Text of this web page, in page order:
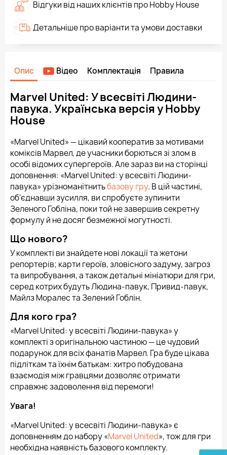
Відгуки від наших клієнтів про Hobby House
Детальніше про варіанти та умови доставки
Опис Відео Комплектація Правила
Marvel United: У всесвіті Людини-
павука. Українська версія у Hobby
House
«Marvel United» — цікавий кооператив за мотивами
коміксів Марвел, де учасники борються зі злом в
особі відомих супергероїв. Але зараз ви на сторінці
доповнення: «Marvel United: у всесвіті Людини-
павука» урізноманітнитьбазову гру. В цій частині,
об'єднавши зусилля, ви спробуєте зупинити
Зеленого Гобліна, поки той не завершив секретну
формулу й не досяг безмежної могутності.
Що нового?
У комплекті ви знайдете нові локації та жетони
репортерів; карти героїв, зловісного задуму, загроз
та випробування, а також детальні мініатюри для гри,
серед котрих будуть Людина-павук, Привид-павук,
Майлз Моралес та Зелений Гоблін.
Для кого гра?
«Marvel United: у всесвіті Людини-павука» у
комплекті з оригінальною частиною — це чудовий
подарунок для всіх фанатів Марвел. Гра буде цікава
підліткам та їхнім батькам: хитро побудована
взаємодія між гравцями дозволяє отримати
справжнє задоволення від перемоги!
Увага!
«Marvel United: у всесвіті Людини-павука» є
доповненням до набору «Marvel United», тож для гри
необхідна наявність базового комплекту.